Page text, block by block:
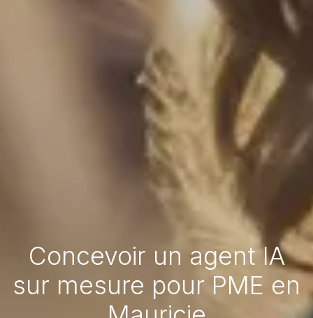
Concevoir un agent IA
sur mesure pour PME en